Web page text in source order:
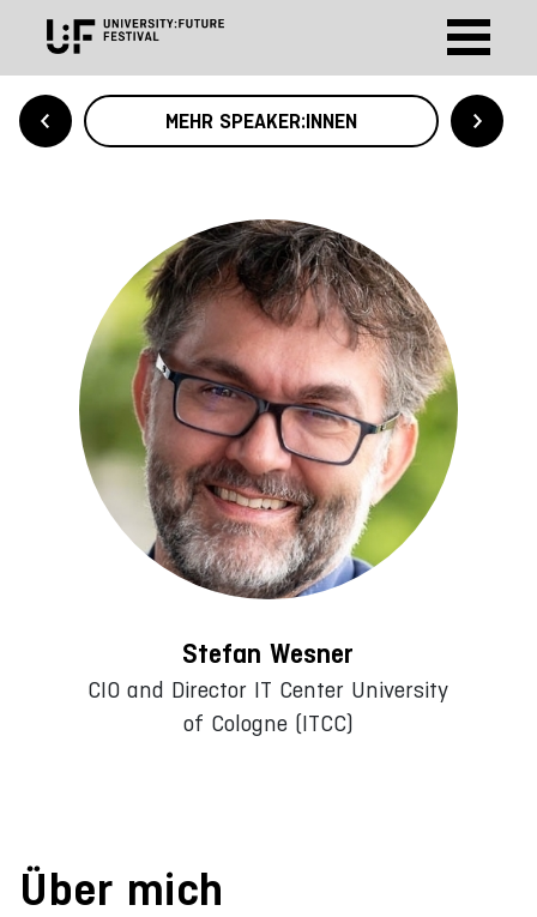
MEHR SPEAKER:INNEN
Stefan Wesner
CIO and Director IT Center University
of Cologne (ITCC)
Über mich